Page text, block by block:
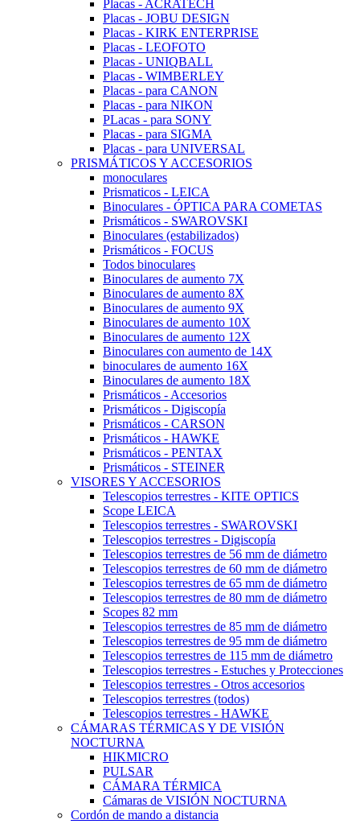
Placas - ACRATECH
Placas - JOBU DESIGN
Placas - KIRK ENTERPRISE
Placas - LEOFOTO
Placas - UNIQBALL
Placas - WIMBERLEY
Placas - para CANON
Placas - para NIKON
PLacas - para SONY
Placas - para SIGMA
Placas - para UNIVERSAL
PRISMÁTICOS Y ACCESORIOS
monoculares
Prismaticos - LEICA
Binoculares - ÓPTICA PARA COMETAS
Prismáticos - SWAROVSKI
Binoculares (estabilizados)
Prismáticos - FOCUS
Todos binoculares
Binoculares de aumento 7X
Binoculares de aumento 8X
Binoculares de aumento 9X
Binoculares de aumento 10X
Binoculares de aumento 12X
Binoculares con aumento de 14X
binoculares de aumento 16X
Binoculares de aumento 18X
Prismáticos - Accesorios
Prismáticos - Digiscopía
Prismáticos - CARSON
Prismáticos - HAWKE
Prismáticos - PENTAX
Prismáticos - STEINER
VISORES Y ACCESORIOS
Telescopios terrestres - KITE OPTICS
Scope LEICA
Telescopios terrestres - SWAROVSKI
Telescopios terrestres - Digiscopía
Telescopios terrestres de 56 mm de diámetro
Telescopios terrestres de 60 mm de diámetro
Telescopios terrestres de 65 mm de diámetro
Telescopios terrestres de 80 mm de diámetro
Scopes 82 mm
Telescopios terrestres de 85 mm de diámetro
Telescopios terrestres de 95 mm de diámetro
Telescopios terrestres de 115 mm de diámetro
Telescopios terrestres - Estuches y Protecciones
Telescopios terrestres - Otros accesorios
Telescopios terrestres (todos)
Telescopios terrestres - HAWKE
CÁMARAS TÉRMICAS Y DE VISIÓN
NOCTURNA
HIKMICRO
PULSAR
CÁMARA TÉRMICA
Cámaras de VISIÓN NOCTURNA
Cordón de mando a distancia